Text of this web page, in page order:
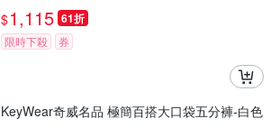
$1,115 61折
限時下殺 券
KeyWear奇威名品 極簡百搭大口袋五分褲-白色